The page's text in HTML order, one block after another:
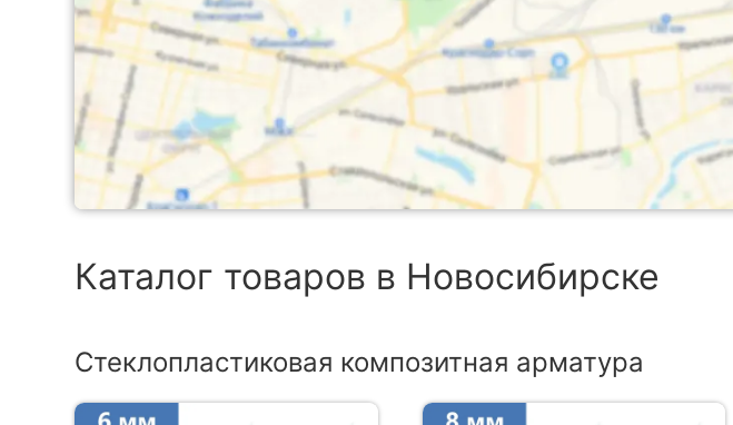
Каталог товаров в Новосибирске
Стеклопластиковая композитная арматура